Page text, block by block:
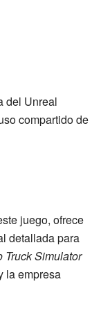
del Unreal
compartido de
juego, ofrece
detallada para
Truck Simulator
la empresa